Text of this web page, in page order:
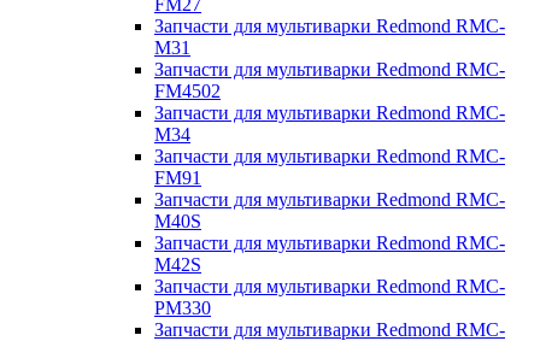
FM27
Запчасти для мультиварки Redmond RMC-
M31
Запчасти для мультиварки Redmond RMC-
FM4502
Запчасти для мультиварки Redmond RMC-
M34
Запчасти для мультиварки Redmond RMC-
FM91
Запчасти для мультиварки Redmond RMC-
M40S
Запчасти для мультиварки Redmond RMC-
M42S
Запчасти для мультиварки Redmond RMC-
PM330
Запчасти для мультиварки Redmond RMC-